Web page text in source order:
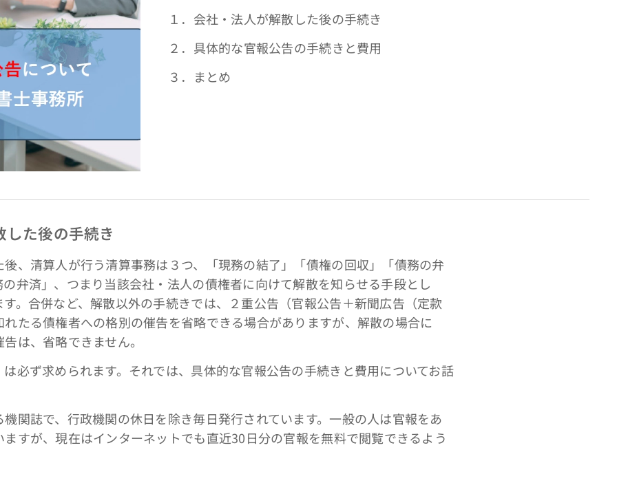
１．会社・法人が解散した後の手続き
２．具体的な官報公告の手続きと費用
３．まとめ
した後の手続き
、清算人が行う清算事務は３つ、「現務の結了」「債権の回収」「債務の弁
弁済」、つまり当該会社・法人の債権者に向けて解散を知らせる手段とし
。合併など、解散以外の手続きでは、２重公告（官報公告＋新聞広告（定款
たる債権者への格別の催告を省略できる場合がありますが、解散の場合に
は、省略できません。
必ず求められます。それでは、具体的な官報公告の手続きと費用についてお話
関誌で、行政機関の休日を除き毎日発行されています。一般の人は官報をあ
すが、現在はインターネットでも直近30日分の官報を無料で閲覧できるよう